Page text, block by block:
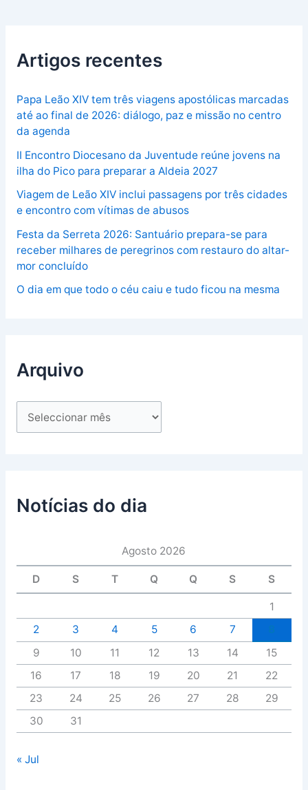
Artigos recentes
Papa Leão XIV tem três viagens apostólicas marcadas
até ao final de 2026: diálogo, paz e missão no centro
da agenda
II Encontro Diocesano da Juventude reúne jovens na
ilha do Pico para preparar a Aldeia 2027
Viagem de Leão XIV inclui passagens por três cidades
e encontro com vítimas de abusos
Festa da Serreta 2026: Santuário prepara-se para
receber milhares de peregrinos com restauro do altar-
mor concluído
O dia em que todo o céu caiu e tudo ficou na mesma
Arquivo
Notícias do dia
Agosto 2026
D S T Q Q S S
1
2
3 4 5 6 7
9
10 11 12 13 14
15
16
17 18 19 20 21
22
23
24 25 26 27 28
29
30
31
« Jul